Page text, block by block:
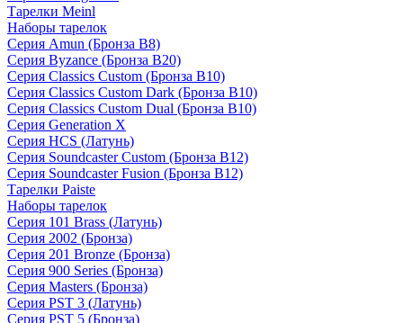
Тарелки Meinl
Наборы тарелок
Серия Amun (Бронза B8)
Серия Byzance (Бронза B20)
Серия Classics Custom (Бронза B10)
Серия Classics Custom Dark (Бронза B10)
Серия Classics Custom Dual (Бронза B10)
Серия Generation X
Серия HCS (Латунь)
Серия Soundcaster Custom (Бронза B12)
Серия Soundcaster Fusion (Бронза B12)
Тарелки Paiste
Наборы тарелок
Серия 101 Brass (Латунь)
Серия 2002 (Бронза)
Серия 201 Bronze (Бронза)
Серия 900 Series (Бронза)
Серия Masters (Бронза)
Серия PST 3 (Латунь)
Серия PST 5 (Бронза)